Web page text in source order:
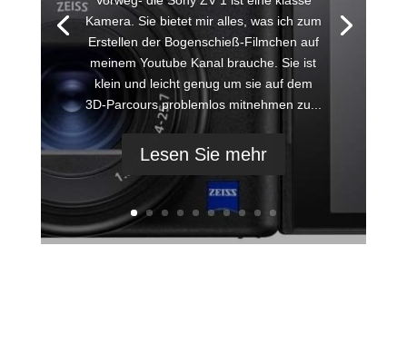
Kamera. Sie bietet mir alles, was ich zum
Erstellen der Bogenschieß-Filmchen auf
meinem Youtube Kanal brauche. Sie ist
klein und leicht genug um sie auf dem
3D-Parcours problemlos mitnehmen zu...
Lesen Sie mehr